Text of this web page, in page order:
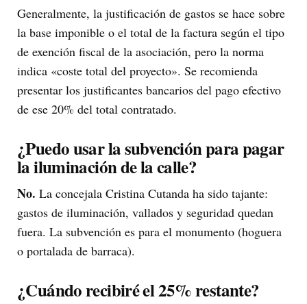
Generalmente, la justificación de gastos se hace sobre
la base imponible o el total de la factura según el tipo
de exención fiscal de la asociación, pero la norma
indica «coste total del proyecto». Se recomienda
presentar los justificantes bancarios del pago efectivo
de ese 20% del total contratado.
¿Puedo usar la subvención para pagar
la iluminación de la calle?
No. La concejala Cristina Cutanda ha sido tajante:
gastos de iluminación, vallados y seguridad quedan
fuera. La subvención es para el monumento (hoguera
o portalada de barraca).
¿Cuándo recibiré el 25% restante?